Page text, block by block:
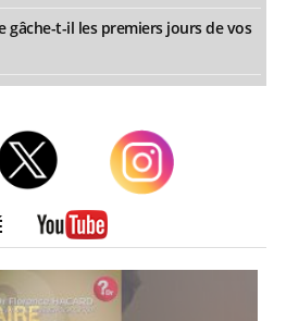
t-il les premiers jours de vos